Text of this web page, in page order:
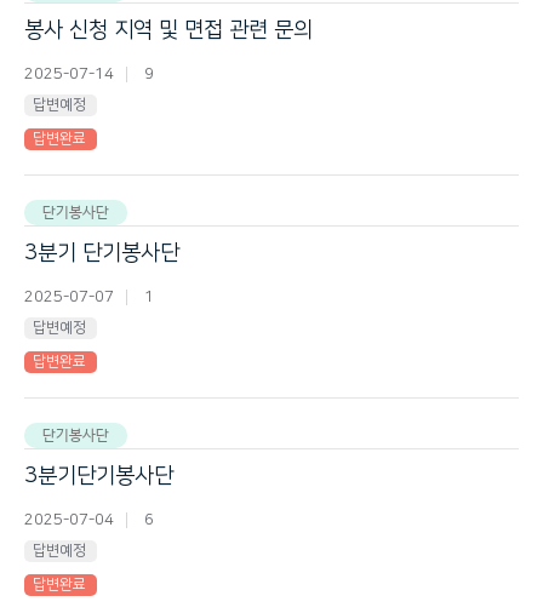
봉사 신청 지역 및 면접 관련 문의
2025-07-14 9
답변예정
답변완료
단기봉사단
3분기 단기봉사단
2025-07-07 1
답변예정
답변완료
단기봉사단
3분기단기봉사단
2025-07-04 6
답변예정
답변완료